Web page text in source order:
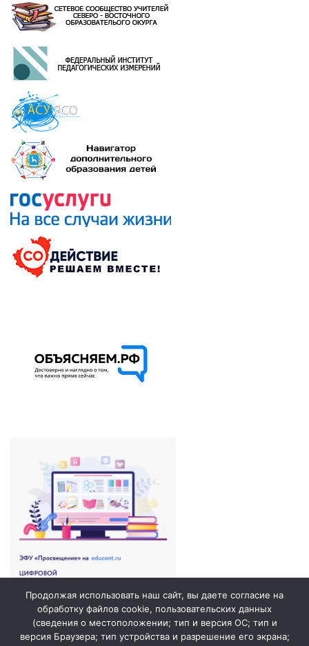
Продолжая использовать наш сайт, вы даете согласие на
обработку файлов cookie, пользовательских данных
(сведения о местоположении; тип и версия ОС; тип и
версия Браузера; тип устройства и разрешение его экрана;